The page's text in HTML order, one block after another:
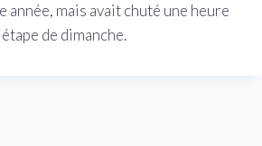
mais avait chuté une heure
de dimanche.